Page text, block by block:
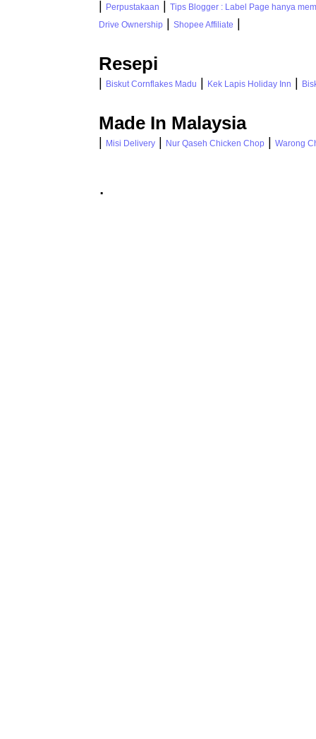
Perpustakaan
Tips Blogger : Label Page hanya
Drive Ownership
Shopee Affiliate
Resepi
Biskut Cornflakes Madu Kek Lapis Holiday Inn
Made In Malaysia
Misi Delivery Nur Qaseh Chicken Chop Warong
.